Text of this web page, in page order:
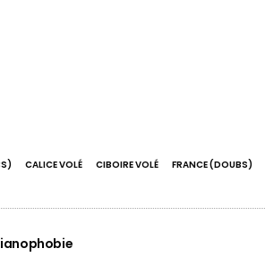
CALICE VOLÉ CIBOIRE VOLÉ FRANCE (DOUBS)